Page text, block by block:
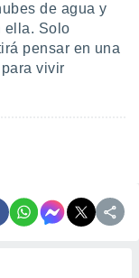
de agua y
ella. Solo
pensar en una
vivir